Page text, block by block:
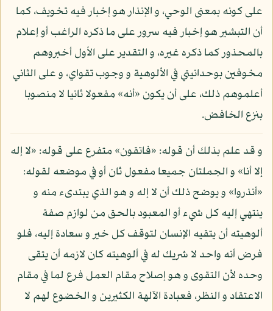
على كونه بمعنى الوحي، و الإنذار هو إخبار فيه تخويف، كما
أن التبشير هو إخبار فيه سرور على ما ذكره الراغب أو إعلام
بالمحذور كما ذكره غيره، و التقدير على الأول أخبروهم
مخوفين بوحدانيتي في الألوهية و وجوب تقواي، و على الثاني
أعلموهم ذلك، على أن يكون «أنه» مفعولا ثانيا لا منصوبا
بنزع الخافض.
و قد علم بذلك أن قوله: «فاتقون» متفرع على قوله: «لا إله
إلا أنا» و الجملتان جميعا مفعول ثان أو في موضعه لقوله:
«أنذروا» و يوضح ذلك أن لا إله و هو الذي يبتدىء منه و
ينتهي إليه كل شيء أو المعبود بالحق من لوازم صفة
ألوهيته أن يتقيه الإنسان لتوقف كل خير و سعادة إليه، فلو
فرض أنه واحد لا شريك له في ألوهيته كان لازمه أن يتقى
وحده لأن التقوى و هو إصلاح مقام العمل فرع لما في مقام
الاعتقاد و النظر، فعبادة الآلهة الكثيرين و الخضوع لهم لا